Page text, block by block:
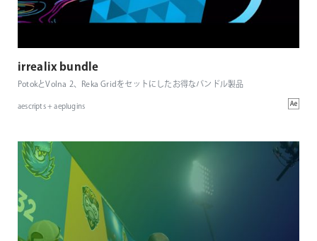
irrealix bundle
PotokとVolna 2、Reka Gridをセットにしたお得なバンドル製品
aescripts + aeplugins